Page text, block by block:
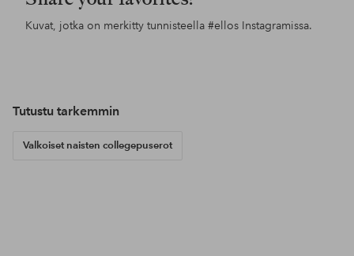
Kuvat, jotka on merkitty tunnisteella #ellos Instagramissa.
Tutustu tarkemmin
Valkoiset naisten collegepuserot